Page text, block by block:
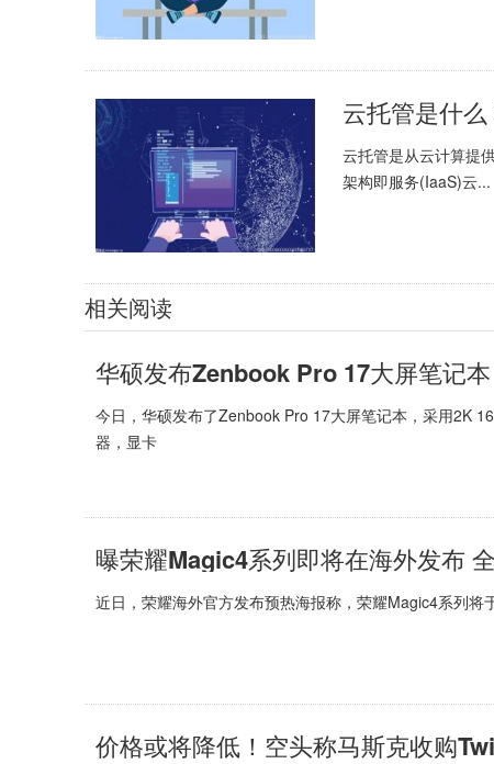
云托管是什
云托管是从云计算提
架构即服务(IaaS)云...
相关阅读
华硕发布Zenbook Pro 17大屏笔记
今日，华硕发布了Zenbook Pro 17大屏笔记本，采用2K
器，显卡
曝荣耀Magic4系列即将在海外发布
近日，荣耀海外官方发布预热海报称，荣耀Magic4系列
价格或将降低！空头称马斯克收购